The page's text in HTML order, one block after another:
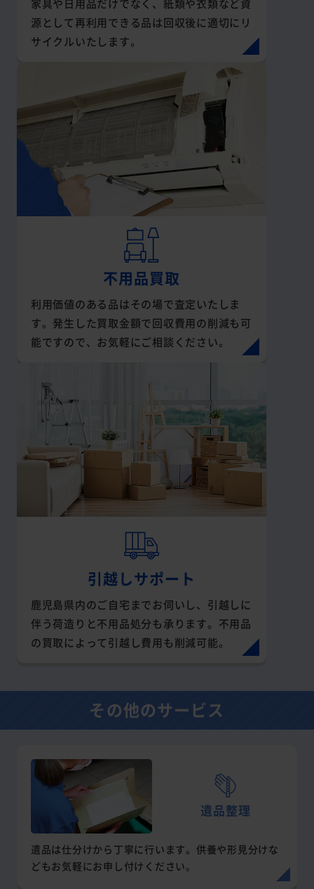
家具や日用品だけでなく、紙類や衣類など資
源として再利用できる品は回収後に適切にリ
サイクルいたします。
不用品買取
利用価値のある品はその場で査定いたしま
す。発生した買取金額で回収費用の削減も可
能ですので、お気軽にご相談ください。
引越しサポート
鹿児島県内のご自宅までお伺いし、引越しに
伴う荷造りと不用品処分も承ります。不用品
の買取によって引越し費用も削減可能。
その他のサービス
遺品整理
遺品は仕分けから丁寧に行います。供養や形見分けな
どもお気軽にお申し付けください。